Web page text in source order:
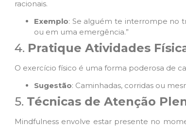
racionais.
Exemplo: Se alguém te interrompe no
ou em uma emergência.”
4. Pratique Atividades
O exercício físico é uma forma poderosa de
Sugestão: Caminhadas, corridas ou
5. Técnicas de Atenção
Mindfulness envolve estar presente no